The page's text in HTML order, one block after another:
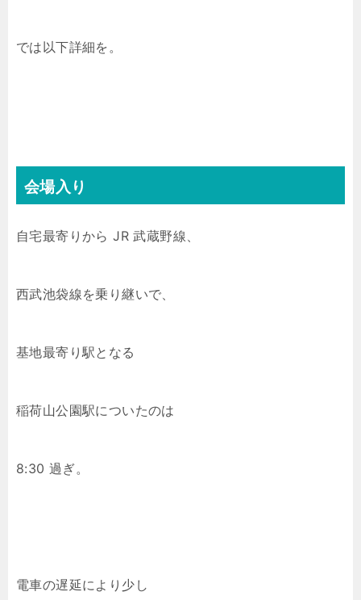
では以下詳細を。
会場入り
自宅最寄りから JR 武蔵野線、
西武池袋線を乗り継いで、
基地最寄り駅となる
稲荷山公園駅についたのは
8:30 過ぎ。
電車の遅延により少し